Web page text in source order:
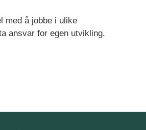
med å jobbe i ulike
ansvar for egen utvikling.